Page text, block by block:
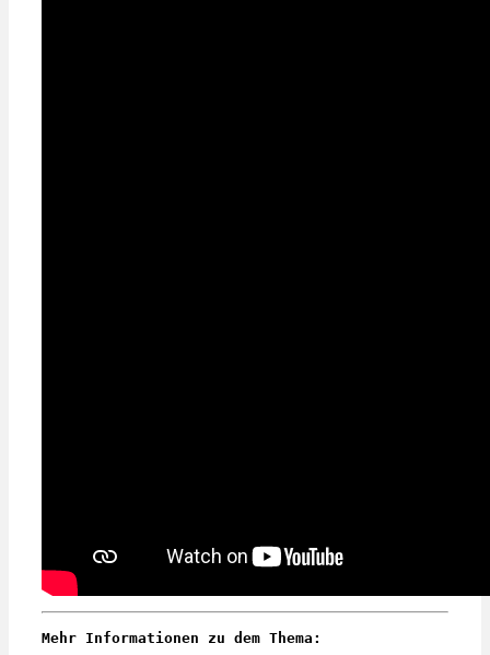
Mehr Informationen zu dem Thema: